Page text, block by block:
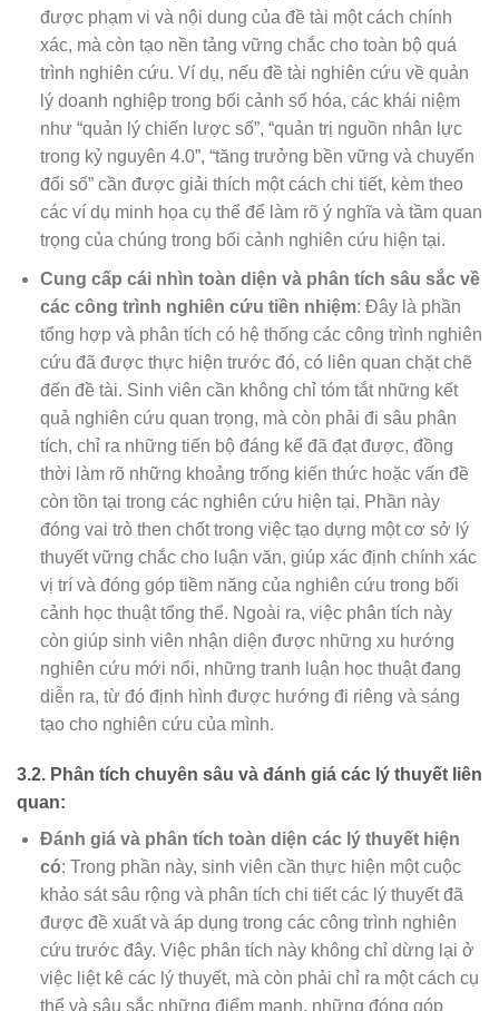
được phạm vi và nội dung của đề tài một cách chính
xác, mà còn tạo nền tảng vững chắc cho toàn bộ quá
trình nghiên cứu. Ví dụ, nếu đề tài nghiên cứu về quản
lý doanh nghiệp trong bối cảnh số hóa, các khái niệm
như “quản lý chiến lược số”, “quản trị nguồn nhân lực
trong kỷ nguyên 4.0”, “tăng trưởng bền vững và chuyển
đổi số” cần được giải thích một cách chi tiết, kèm theo
các ví dụ minh họa cụ thể để làm rõ ý nghĩa và tầm quan
trọng của chúng trong bối cảnh nghiên cứu hiện tại.
Cung cấp cái nhìn toàn diện và phân tích sâu sắc về
các công trình nghiên cứu tiền nhiệm: Đây là phần
tổng hợp và phân tích có hệ thống các công trình nghiên
cứu đã được thực hiện trước đó, có liên quan chặt chẽ
đến đề tài. Sinh viên cần không chỉ tóm tắt những kết
quả nghiên cứu quan trọng, mà còn phải đi sâu phân
tích, chỉ ra những tiến bộ đáng kể đã đạt được, đồng
thời làm rõ những khoảng trống kiến thức hoặc vấn đề
còn tồn tại trong các nghiên cứu hiện tại. Phần này
đóng vai trò then chốt trong việc tạo dựng một cơ sở lý
thuyết vững chắc cho luận văn, giúp xác định chính xác
vị trí và đóng góp tiềm năng của nghiên cứu trong bối
cảnh học thuật tổng thể. Ngoài ra, việc phân tích này
còn giúp sinh viên nhận diện được những xu hướng
nghiên cứu mới nổi, những tranh luận học thuật đang
diễn ra, từ đó định hình được hướng đi riêng và sáng
tạo cho nghiên cứu của mình.
3.2. Phân tích chuyên sâu và đánh giá các lý thuyết liên
quan:
Đánh giá và phân tích toàn diện các lý thuyết hiện
có: Trong phần này, sinh viên cần thực hiện một cuộc
khảo sát sâu rộng và phân tích chi tiết các lý thuyết đã
được đề xuất và áp dụng trong các công trình nghiên
cứu trước đây. Việc phân tích này không chỉ dừng lại ở
việc liệt kê các lý thuyết, mà còn phải chỉ ra một cách cụ
thể và sâu sắc những điểm mạnh, những đóng góp